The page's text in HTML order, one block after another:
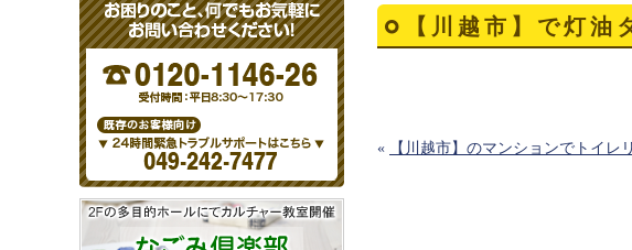
【川越市】で灯油
«
【川越市】のマンションでトイ